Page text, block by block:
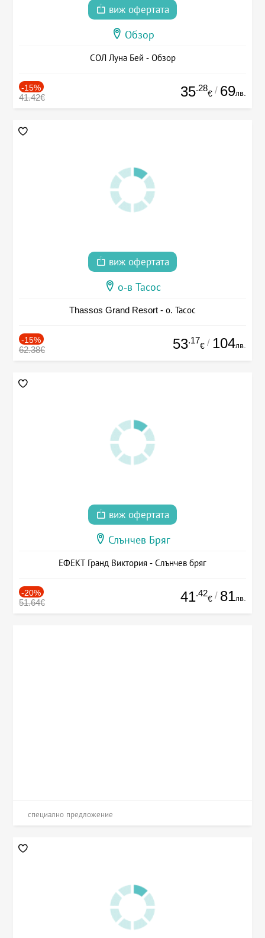
виж офертата
Обзор
СОЛ Луна Бей - Обзор
-15%
41.42€ 35.28
€ / 69лв.
виж офертата
о-в Тасос
Thassos Grand Resort - о. Тасос
-15%
62.38€ 53.17
€ / 104лв.
виж офертата
Слънчев Бряг
ЕФЕКТ Гранд Виктория - Слънчев бряг
-20%
51.64€ 41.42
€ / 81лв.
специално предложение